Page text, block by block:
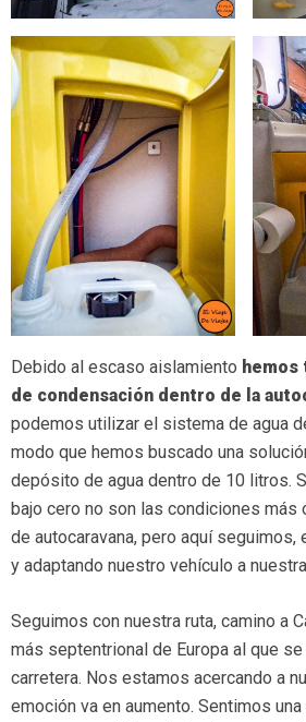
Debido al escaso aislamiento
de condensación dentro de la
podemos utilizar el sistema de agua
modo que hemos buscado una
depósito de agua dentro de 10 litros.
bajo cero no son las condiciones más
de autocaravana, pero aquí seguimos,
y adaptando nuestro vehículo a
Seguimos con nuestra ruta, camino a
más septentrional de Europa al que
carretera. Nos estamos acercando a
emoción va en aumento. Sentimos